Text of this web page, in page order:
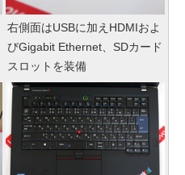
右側面はUSBに加えHDMIおよ
びGigabit Ethernet、SDカード
スロットを装備